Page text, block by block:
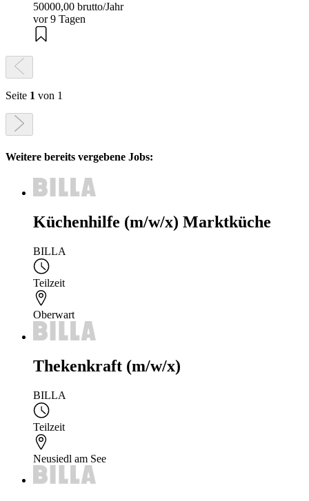
50000,00 brutto/Jahr
vor 9 Tagen
Seite 1 von 1
Weitere bereits vergebene Jobs:
Küchenhilfe (m/w/x) Marktküche
BILLA
Teilzeit
Oberwart
Thekenkraft (m/w/x)
BILLA
Teilzeit
Neusiedl am See